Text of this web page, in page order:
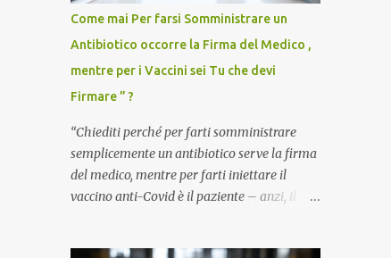
Come mai Per farsi Somministrare un
Antibiotico occorre la Firma del Medico ,
mentre per i Vaccini sei Tu che devi
Firmare ” ?
“Chiediti perché per farti somministrare
semplicemente un antibiotico serve la firma
del medico, mentre per farti iniettare il
vaccino anti-Covid è il paziente – anzi, il